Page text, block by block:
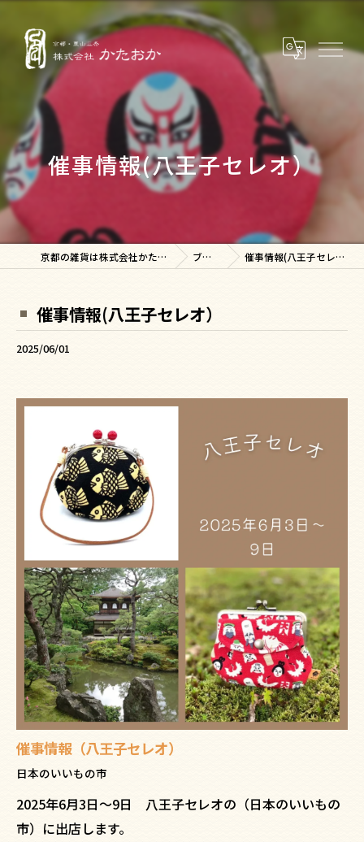
催事情報(八王子セレオ）
京都の雑貨は株式会社かたおか ブログ 催事情報(八王子セレオ）
催事情報(八王子セレオ）
2025/06/01
催事情報（八王子セレオ）
日本のいいもの市
2025年6月3日〜9日 八王子セレオの（日本のいいもの
市）に出店します。